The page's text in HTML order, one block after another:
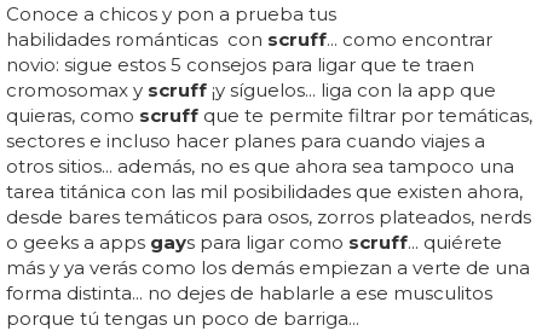
Conoce a chicos y pon a prueba tus
habilidades románticas con scruff... como encontrar
novio: sigue estos 5 consejos para ligar que te traen
cromosomax y scruff ¡y síguelos... liga con la app que
quieras, como scruff que te permite filtrar por temáticas,
sectores e incluso hacer planes para cuando viajes a
otros sitios... además, no es que ahora sea tampoco una
tarea titánica con las mil posibilidades que existen ahora,
desde bares temáticos para osos, zorros plateados, nerds
o geeks a apps gays para ligar como scruff... quiérete
más y ya verás como los demás empiezan a verte de una
forma distinta... no dejes de hablarle a ese musculitos
porque tú tengas un poco de barriga...